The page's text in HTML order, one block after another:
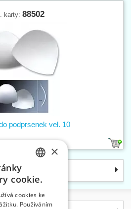
karty: 88502
podprsenek vel. 10
ENGLISH
×
cookie.
cookies ke
Používáním